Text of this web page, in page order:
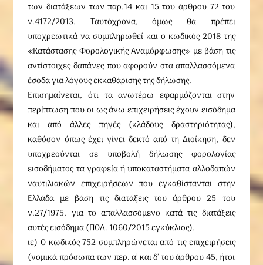
των διατάξεων των παρ.14 και 15 του άρθρου 72 του
ν.4172/2013. Ταυτόχρονα, όμως θα πρέπει
υποχρεωτικά να συμπληρωθεί και ο κωδικός 2018 της
«Κατάστασης Φορολογικής Αναμόρφωσης» με βάση τις
αντίστοιχες δαπάνες που αφορούν στα απαλλασσόμενα
έσοδα για λόγους εκκαθάρισης της δήλωσης.
Επισημαίνεται, ότι τα ανωτέρω εφαρμόζονται στην
περίπτωση που οι ως άνω επιχειρήσεις έχουν εισόδημα
και από άλλες πηγές (κλάδους δραστηριότητας),
καθόσον όπως έχει γίνει δεκτό από τη Διοίκηση, δεν
υποχρεούνται σε υποβολή δήλωσης φορολογίας
εισοδήματος τα γραφεία ή υποκαταστήματα αλλοδαπών
ναυτιλιακών επιχειρήσεων που εγκαθίστανται στην
Ελλάδα με βάση τις διατάξεις του άρθρου 25 του
ν.27/1975, για το απαλλασσόμενο κατά τις διατάξεις
αυτές εισόδημα (ΠΟΛ. 1060/2015 εγκύκλιος).
ιε) Ο κωδικός 752 συμπληρώνεται από τις επιχειρήσεις
(νομικά πρόσωπα των περ. α’ και δ’ του άρθρου 45, ήτοι